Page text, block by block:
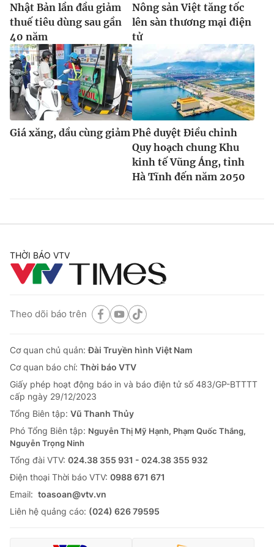
Nhật Bản lần đầu giảm
thuế tiêu dùng sau gần
40 năm
Nông sản Việt tăng tốc
lên sàn thương mại điện
tử
Giá xăng, dầu cùng giảm Phê duyệt Điều chỉnh
Quy hoạch chung Khu
kinh tế Vũng Áng, tỉnh
Hà Tĩnh đến năm 2050
THỜI BÁO VTV
Theo dõi báo trên
Cơ quan chủ quản:Đài Truyền hình Việt Nam
Cơ quan báo chí: Thời báo VTV
Giấy phép hoạt động báo in và báo điện tử số 483/GP-BTTTT
cấp ngày 29/12/2023
Tổng Biên tập: Vũ Thanh Thủy
Phó Tổng Biên tập: Nguyễn Thị Mỹ Hạnh, Phạm Quốc Thắng,
Nguyễn Trọng Ninh
Tổng đài VTV: 024.38 355 931 - 024.38 355 932
Ðiện thoại Thời báo VTV: 0988 671 671
Email: toasoan@vtv.vn
Liên hệ quảng cáo: (024) 626 79595